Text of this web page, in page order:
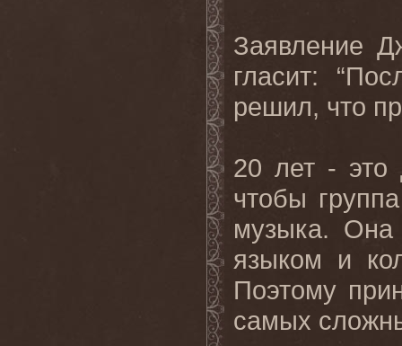
Заявление
гласит:
решил, что
20 лет - это
чтобы
музыка. Она
языком и
Поэтому
самых